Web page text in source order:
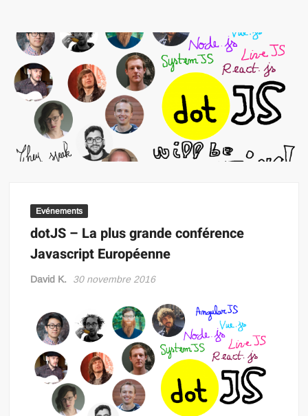
Evénements
dotJS – La plus grande conférence
Javascript Européenne
David K. 30 novembre 2016